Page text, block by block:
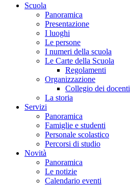
Scuola
Panoramica
Presentazione
I luoghi
Le persone
I numeri della scuola
Le Carte della Scuola
Regolamenti
Organizzazione
Collegio dei docenti
La storia
Servizi
Panoramica
Famiglie e studenti
Personale scolastico
Percorsi di studio
Novità
Panoramica
Le notizie
Calendario eventi